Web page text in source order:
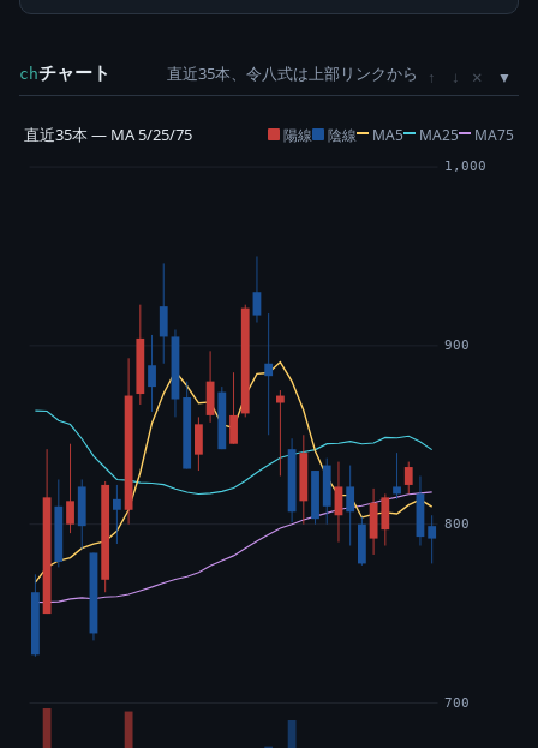
chチャート 直近35本、令八式は上部リンクから ↑ ↓ ×
直近35本 — MA 5/25/75 陽線 陰線 MA5 MA25 MA75
700
800
900
1,000